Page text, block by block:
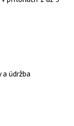
údržba